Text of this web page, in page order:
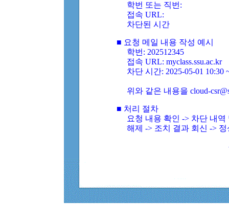
학번 또는 직번:
접속 URL:
차단된 시간
■ 요청 메일 내용 작성 예시
학번: 202512345
접속 URL: myclass.ssu.ac.kr
차단 시간: 2025-05-01 10:30
위와 같은 내용을 cloud-
■ 처리 절차
요청 내용 확인 -> 차단 내
해제 -> 조치 결과 회신 ->